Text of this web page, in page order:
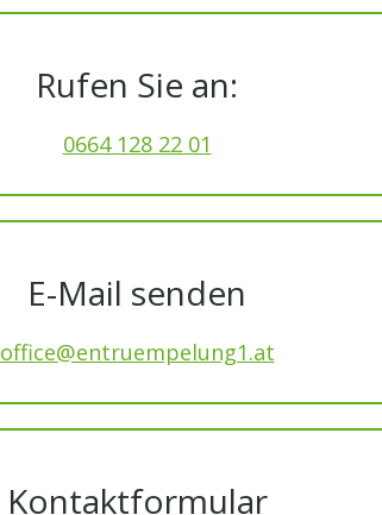
Rufen Sie an:
0664 128 22 01
E-Mail senden
office@entruempelung1.at
Kontaktformular